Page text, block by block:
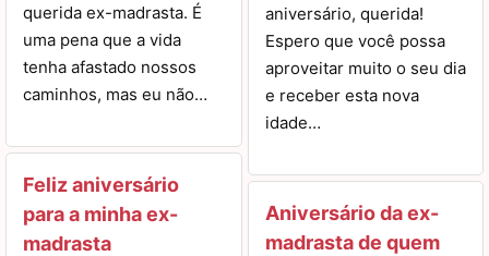
querida ex-madrasta. É
uma pena que a vida
tenha afastado nossos
caminhos, mas eu não…
Feliz aniversário
para a minha ex-
madrasta
aniversário, querida!
Espero que você possa
aproveitar muito o seu dia
e receber esta nova
idade…
Aniversário da ex-
madrasta de quem